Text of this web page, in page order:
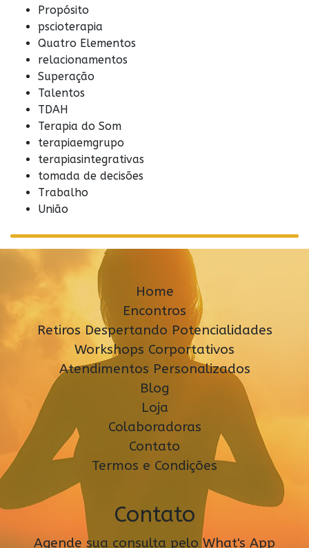
Propósito
pscioterapia
Quatro Elementos
relacionamentos
Superação
Talentos
TDAH
Terapia do Som
terapiaemgrupo
terapiasintegrativas
tomada de decisões
Trabalho
União
Home
Encontros
Retiros Despertando Potencialidades
Workshops Corportativos
Atendimentos Personalizados
Blog
Loja
Colaboradoras
Contato
Termos e Condições
Contato
Agende sua consulta pelo What's App